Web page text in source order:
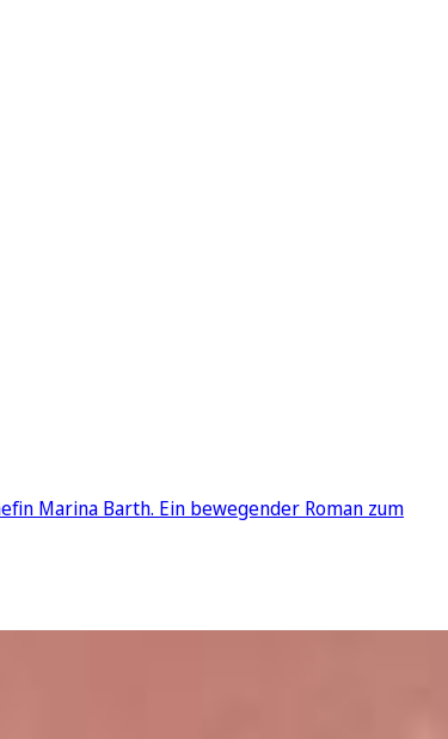
Marina Barth. Ein bewegender Roman zum